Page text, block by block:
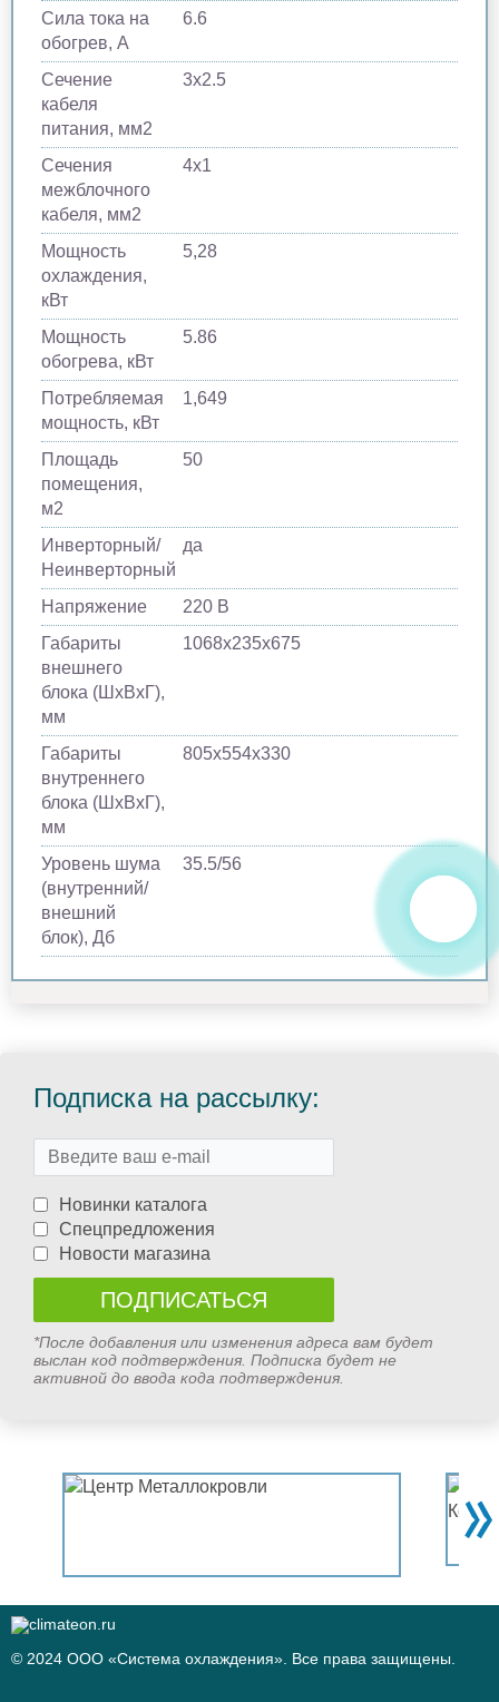
Сила тока на
обогрев, А
6.6
Сечение
кабеля
питания, мм2
3x2.5
Сечения
межблочного
кабеля, мм2
4x1
Мощность
охлаждения,
кВт
5,28
Мощность
обогрева, кВт
5.86
Потребляемая
мощность, кВт
1,649
Площадь
помещения,
м2
50
Инверторный/
Неинверторный
да
Напряжение
220 В
Габариты
внешнего
блока (ШхВхГ),
мм
1068х235х675
Габариты
внутреннего
блока (ШхВхГ),
мм
805х554х330
Уровень шума
(внутренний/
внешний
блок), Дб
35.5/56
Подписка на рассылку:
Новинки каталога
Спецпредложения
Новости магазина
*После добавления или изменения адреса вам будет
выслан код подтверждения. Подписка будет не
активной до ввода кода подтверждения.
© 2024 ООО «Система охлаждения». Все права защищены.